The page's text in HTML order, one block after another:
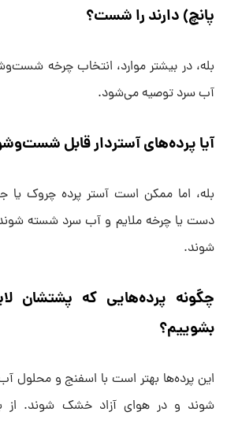
پانچ) دارند را شست؟
بله، در بیشتر موارد، انتخاب چرخه
آب سرد توصیه می‌شود.
آیا پرده‌های آستردار قابل
بله، اما ممکن است آستر پرده چروک
دست یا چرخه ملایم و آب سرد شسته
شوند.
چگونه پرده‌هایی که پشتشان
بشوییم؟
این پرده‌ها بهتر است با اسفنج و محلول
شوند و در هوای آزاد خشک شوند. از